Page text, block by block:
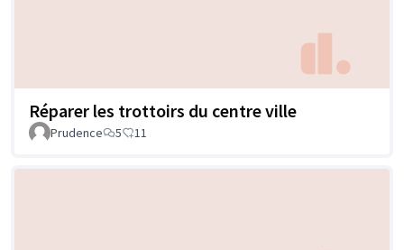
Réparer les trottoirs du centre ville
Prudence 5 11